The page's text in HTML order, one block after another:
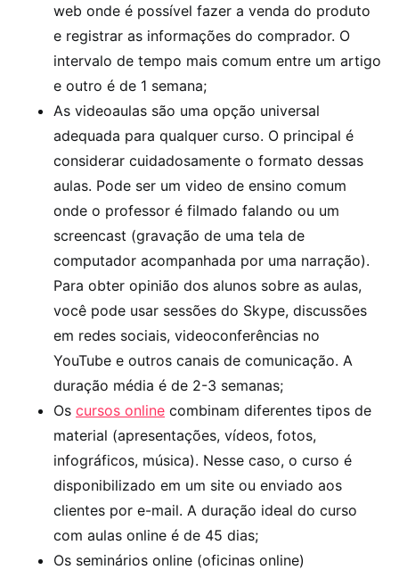
web onde é possível fazer a venda do produto
e registrar as informações do comprador. O
intervalo de tempo mais comum entre um artigo
e outro é de 1 semana;
As videoaulas são uma opção universal
adequada para qualquer curso. O principal é
considerar cuidadosamente o formato dessas
aulas. Pode ser um video de ensino comum
onde o professor é filmado falando ou um
screencast (gravação de uma tela de
computador acompanhada por uma narração).
Para obter opinião dos alunos sobre as aulas,
você pode usar sessões do Skype, discussões
em redes sociais, videoconferências no
YouTube e outros canais de comunicação. A
duração média é de 2-3 semanas;
Os cursos online combinam diferentes tipos de
material (apresentações, vídeos, fotos,
infográficos, música). Nesse caso, o curso é
disponibilizado em um site ou enviado aos
clientes por e-mail. A duração ideal do curso
com aulas online é de 45 dias;
Os seminários online (oficinas online)